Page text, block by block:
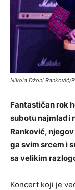
Nikola Džoni Ranković/
Fantastičan rok
subotu najmlađi
Ranković,
ga svim srcem i
sa velikim
Koncert koji je